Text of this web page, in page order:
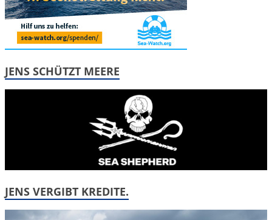
JENS SCHÜTZT MEERE
JENS VERGIBT KREDITE.